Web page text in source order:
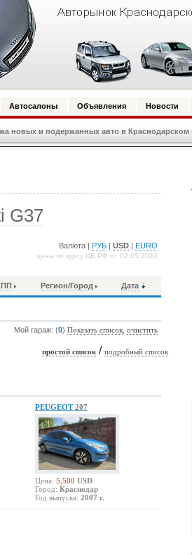
Автосалоны Объявления Новости
новых и подержанных авто в Краснодарском
G37
Валюта | РУБ |USD EURO
цены по курсу ЦБ РФ от 02.05.2024
Регион/Город Дата
Мой гараж: (0)Показать список ,очистить
простой список /подробный список
PEUGEOT207
Цена: 5,500 USD
Город: Краснодар
Год выпуска: 2007 г.